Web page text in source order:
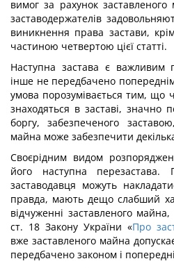
вимог за рахунок
заставодержателів
виникнення права застави,
частиною четвертою цієї статті.
Наступна застава є важливим
інше не передбачено
умова порозумівається тим, що
знаходяться в заставі, значно
боргу, забезпеченого
майна може забезпечити
Своєрідним видом
його наступна
заставодавця можуть
правда, мають дещо слабший
відчуженні заставленого
ст. 18 Закону України «Про
вже заставленого майна
передбачено законом і